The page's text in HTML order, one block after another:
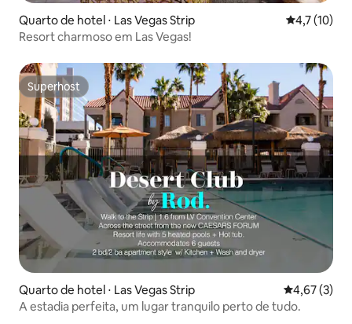
Quarto de hotel ⋅ Las Vegas Strip 4,7 de uma
4,7 (10)
Resort charmoso em Las Vegas!
Superhost
Superhost
Quarto de hotel ⋅ Las Vegas Strip 4,67 de
4,67 (3)
A estadia perfeita, um lugar tranquilo perto de tudo.